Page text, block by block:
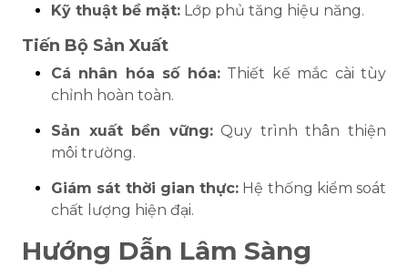
Kỹ thuật bề mặt: Lớp phủ tăng hiệu năng.
Tiến Bộ Sản Xuất
Cá nhân hóa số hóa:Thiết kế mắc cài tùy
chỉnh hoàn toàn.
Sản xuất bền vững:Quy trình thân thiện
môi trường.
Giám sát thời gian thực: Hệ thống kiểm soát
chất lượng hiện đại.
Hướng Dẫn Lâm Sàng